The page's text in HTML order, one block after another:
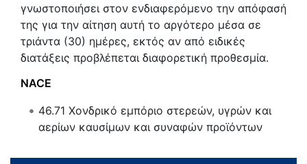
γνωστοποιήσει στον ενδιαφερόμενο την απόφασή
της για την αίτηση αυτή το αργότερο μέσα σε
τριάντα (30) ημέρες, εκτός αν από ειδικές
διατάξεις προβλέπεται διαφορετική προθεσμία.
NACE
46.71 Χονδρικό εμπόριο στερεών, υγρών και
αερίων καυσίμων και συναφών προϊόντων